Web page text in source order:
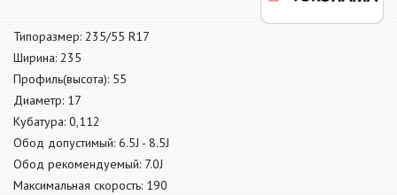
Типоразмер: 235/55 R17
Ширина: 235
Профиль(высота): 55
Диаметр: 17
Кубатура: 0,112
Обод допустимый: 6.5J - 8.5J
Обод рекомендуемый: 7.0J
Максимальная скорость: 190